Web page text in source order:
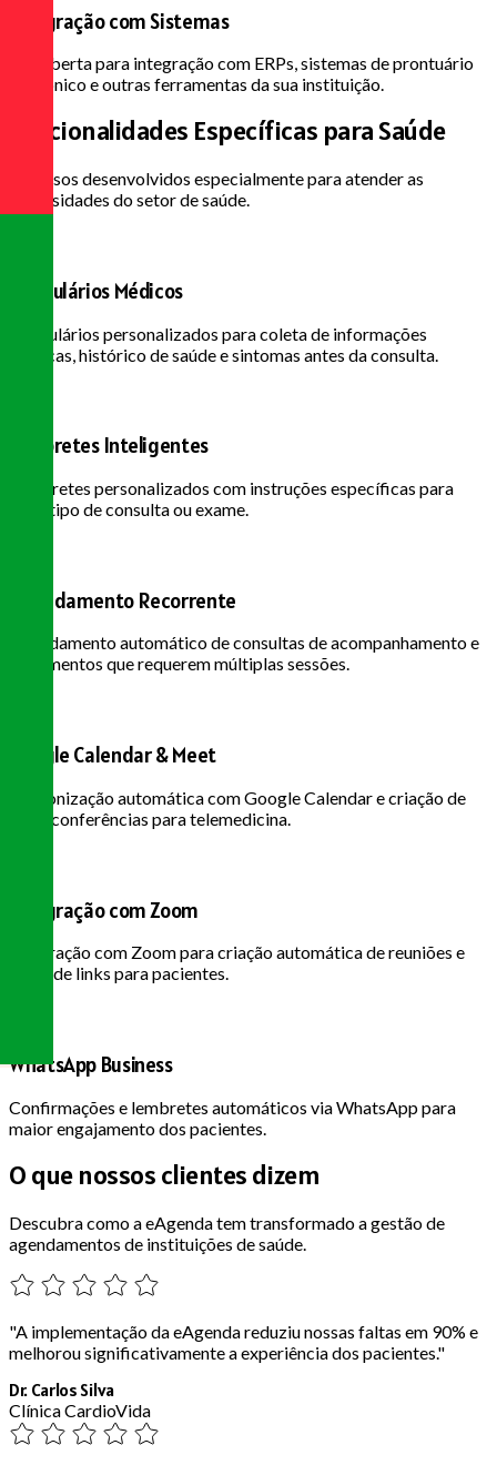
Integração com Sistemas
API aberta para integração com ERPs, sistemas de prontuário
eletrônico e outras ferramentas da sua instituição.
Funcionalidades Específicas para Saúde
Recursos desenvolvidos especialmente para atender as
necessidades do setor de saúde.
Formulários Médicos
Formulários personalizados para coleta de informações
médicas, histórico de saúde e sintomas antes da consulta.
Lembretes Inteligentes
Lembretes personalizados com instruções específicas para
cada tipo de consulta ou exame.
Agendamento Recorrente
Agendamento automático de consultas de acompanhamento e
tratamentos que requerem múltiplas sessões.
Google Calendar & Meet
Sincronização automática com Google Calendar e criação de
videoconferências para telemedicina.
Integração com Zoom
Integração com Zoom para criação automática de reuniões e
envio de links para pacientes.
WhatsApp Business
Confirmações e lembretes automáticos via WhatsApp para
maior engajamento dos pacientes.
O que nossosclientes dizem
Descubra como a eAgenda tem transformado a gestão de
agendamentos de instituições de saúde.
"A implementação da eAgenda reduziu nossas faltas em 90% e
melhorou significativamente a experiência dos pacientes."
Dr. Carlos Silva
Clínica CardioVida